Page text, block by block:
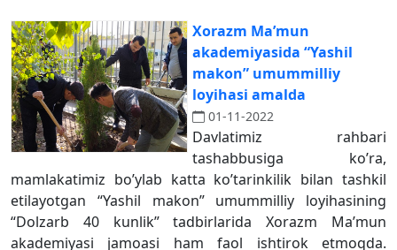
Xorazm Maʼmun
akademiyasida “Yashil
makon” umummilliy
loyihasi amalda
01-11-2022
Davlatimiz rahbari
tashabbusiga koʼra,
mamlakatimiz boʼylab katta koʼtarinkilik bilan tashkil
etilayotgan “Yashil makon” umummilliy loyihasining
“Dolzarb 40 kunlik” tadbirlarida Xorazm Maʼmun
akademiyasi jamoasi ham faol ishtirok etmoqda.